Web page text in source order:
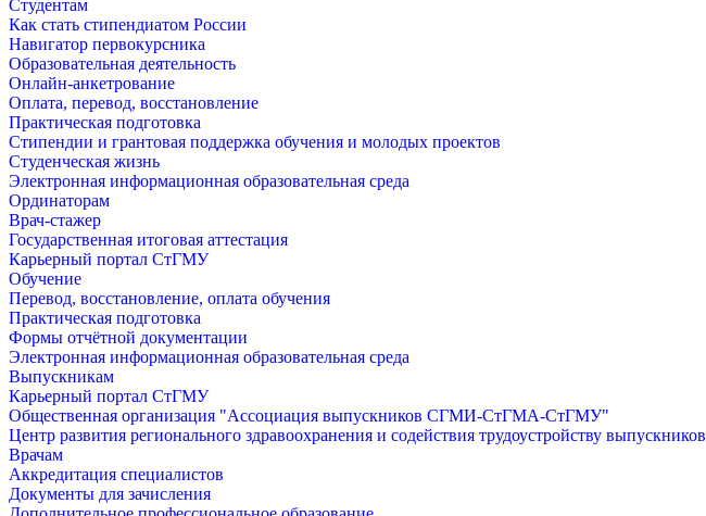
Студентам
Как стать стипендиатом России
Навигатор первокурсника
Образовательная деятельность
Онлайн-анкетрование
Оплата, перевод, восстановление
Практическая подготовка
Стипендии и грантовая поддержка обучения и молодых проектов
Студенческая жизнь
Электронная информационная образовательная среда
Ординаторам
Врач-стажер
Государственная итоговая аттестация
Карьерный портал СтГМУ
Обучение
Перевод, восстановление, оплата обучения
Практическая подготовка
Формы отчётной документации
Электронная информационная образовательная среда
Выпускникам
Карьерный портал СтГМУ
Общественная организация "Ассоциация выпускников СГМИ-СтГМА-СтГМУ"
Центр развития регионального здравоохранения и содействия трудоустройству выпускников
Врачам
Аккредитация специалистов
Документы для зачисления